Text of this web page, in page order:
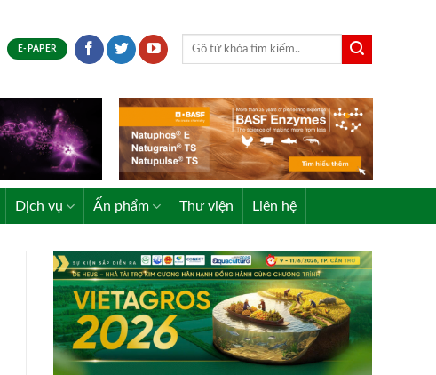
E-PAPER
Dịch vụ Ấn phẩm Thư viện Liên hệ